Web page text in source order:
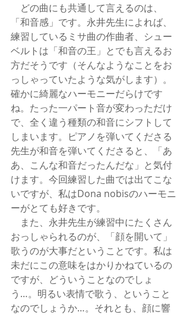
どの曲にも共通して言えるのは、
「和音感」です。永井先生によれば、
練習しているミサ曲の作曲者、シュー
ベルトは「和音の王」とでも言えるお
方だそうです（そんなようなことをお
っしゃっていたような気がします）。
確かに綺麗なハーモニーだらけです
ね。たった一パート音が変わっただけ
で、全く違う種類の和音にシフトして
しまいます。ピアノを弾いてくださる
先生が和音を弾いてくださると、「あ
あ、こんな和音だったんだな」と気付
けます。今回練習した曲では出てこな
いですが、私はDona nobisのハーモニ
ーがとても好きです。
また、永井先生が練習中にたくさん
おっしゃられるのが、「顔を開いて」
歌うのが大事だということです。私は
未だにこの意味をはかりかねているの
ですが、どういうことなのでしょ
う…。明るい表情で歌う、ということ
なのでしょうか…。それとも、顔に響